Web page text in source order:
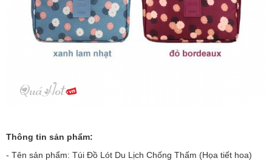
Thông tin sản phẩm:
- Tên sản phẩm: Túi Đồ Lót Du Lịch Chống Thấm (Họa tiết hoa)